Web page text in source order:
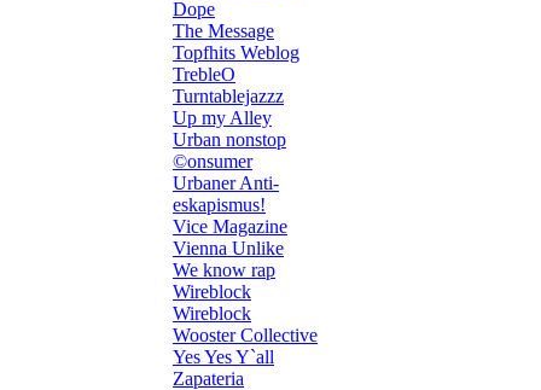
Dope
The Message
Topfhits Weblog
TrebleO
Turntablejazzz
Up my Alley
Urban nonstop
©onsumer
Urbaner Anti-
eskapismus!
Vice Magazine
Vienna Unlike
We know rap
Wireblock
Wireblock
Wooster Collective
Yes Yes Y`all
Zapateria